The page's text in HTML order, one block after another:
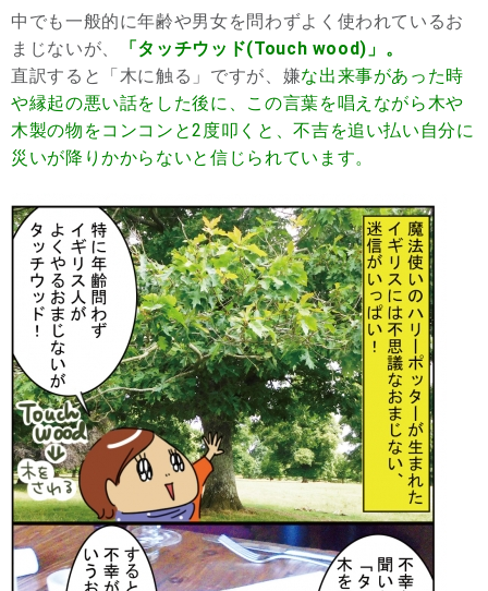
中でも一般的に年齢や男女を問わずよく使われているお
まじないが、
「タッチウッド(Touch wood)」。
直訳すると「木に触る」ですが、嫌な出来事があった時
や縁起の悪い話をした後に、この言葉を唱えながら木や
木製の物をコンコンと2度叩くと、不吉を追い払い自分に
災いが降りかからないと信じられています。